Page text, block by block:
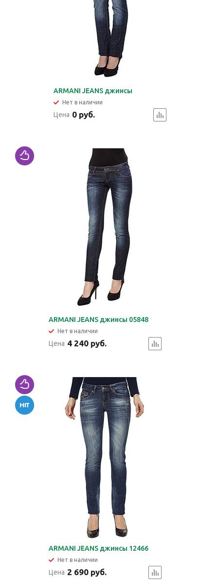
ARMANI JEANS джинсы
Нет в наличии
Цена 0 руб.
ARMANI JEANS джинсы 05848
Нет в наличии
Цена 4 240 руб.
ARMANI JEANS джинсы 12466
Нет в наличии
Цена 2 690 руб.